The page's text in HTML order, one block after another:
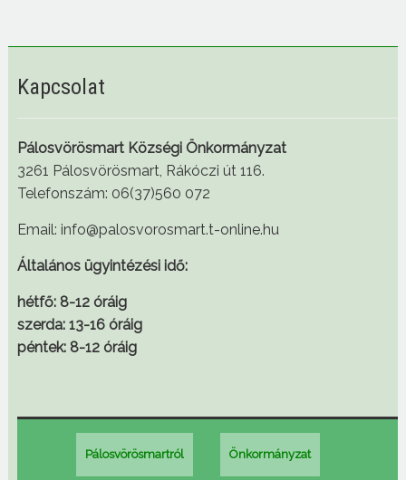
Kapcsolat
Pálosvörösmart Községi Önkormányzat
3261 Pálosvörösmart, Rákóczi út 116.
Telefonszám: 06(37)560 072
Email: info@palosvorosmart.t-online.hu
Általános ügyintézési idő:
hétfő: 8-12 óráig
szerda: 13-16 óráig
péntek: 8-12 óráig
Pálosvörösmartról Önkormányzat